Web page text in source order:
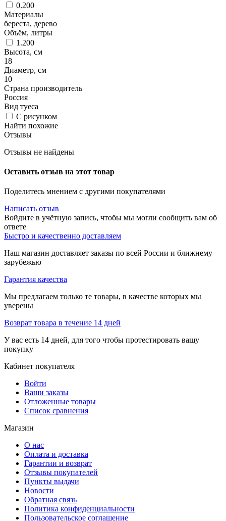
0.200
Материалы
береста, дерево
Объём, литры
1.200
Высота, см
18
Диаметр, см
10
Страна производитель
Россия
Вид туеса
С рисунком
Найти похожие
Отзывы
Отзывы не найдены
Оставить отзыв на этот товар
Поделитесь мнением с другими покупателями
Написать отзыв
Войдите в учётную запись, чтобы мы могли сообщить вам об
ответе
Быстро и качественно доставляем
Наш магазин доставляет заказы по всей России и ближнему
зарубежью
Гарантия качества
Мы предлагаем только те товары, в качестве которых мы
уверены
Возврат товара в течение 14 дней
У вас есть 14 дней, для того чтобы протестировать вашу
покупку
Кабинет покупателя
Войти
Ваши заказы
Отложенные товары
Список сравнения
Магазин
О нас
Оплата и доставка
Гарантии и возврат
Отзывы покупателей
Пункты выдачи
Новости
Обратная связь
Политика конфиденциальности
Пользовательское соглашение